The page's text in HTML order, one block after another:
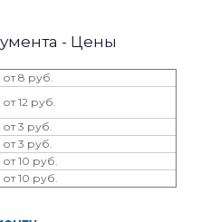
- Цены
от 8 руб.
от 12 руб.
от 3 руб.
от 3 руб.
от 10 руб.
от 10 руб.